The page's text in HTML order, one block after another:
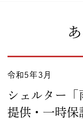
令和5年3月
シェルター
提供・一時保